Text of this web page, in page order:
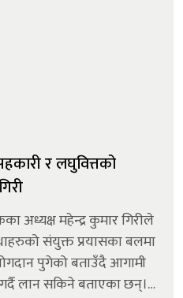
र लघुवित्तको
अध्यक्ष महेन्द्र कुमार गिरीले
संयुक्त प्रयासका बलमा
पुगेको बताउँदै आगामी
लान सकिने बताएका छन्।